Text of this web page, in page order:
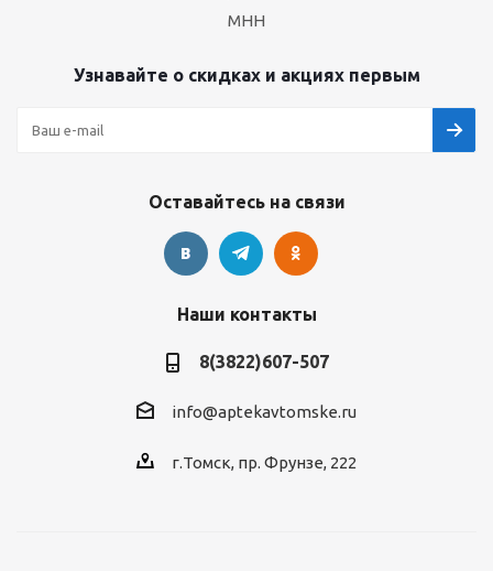
МНН
Узнавайте о скидках и акциях первым
Оставайтесь на связи
Наши контакты
8(3822)607-507
info@aptekavtomske.ru
г.Томск, пр. Фрунзе, 222